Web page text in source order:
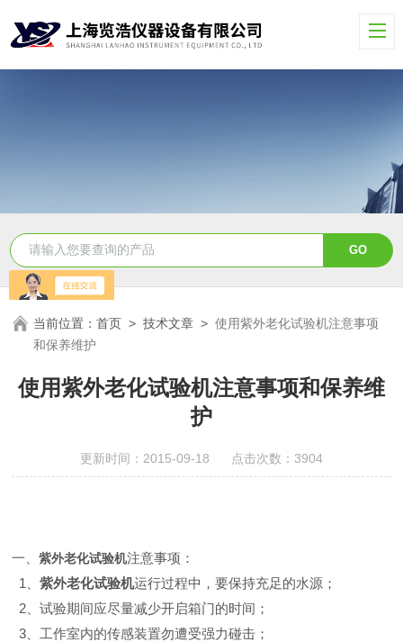
当前位置：首页 >技术文章 >使用紫外老化试验机注意事项
和保养维护
使用紫外老化试验机注意事项和保养维
护
更新时间：2015-09-18 点击次数：3904
一、紫外老化试验机注意事项 ：
1、紫外老化试验机运行过程中，要保持充足的水源 ；
2、试验期间应尽量减少开启箱门的时间 ；
3、 工作室内的传感装置勿遭受强力碰击 ；